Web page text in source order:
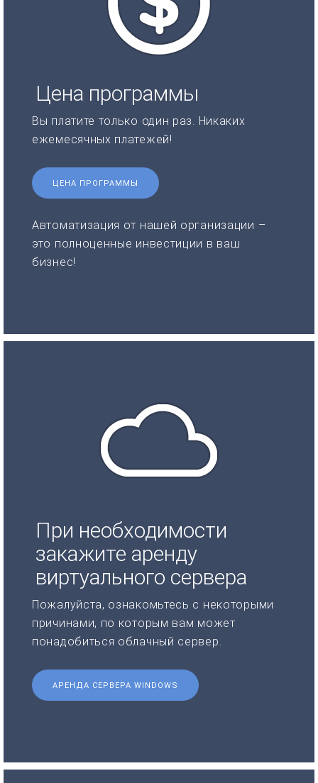
Цена программы
Вы платите только один раз. Никаких
ежемесячных платежей!
ЦЕНА ПРОГРАММЫ
Автоматизация от нашей организации –
это полноценные инвестиции в ваш
бизнес!
При необходимости
закажите аренду
виртуального сервера
Пожалуйста, ознакомьтесь с некоторыми
причинами, по которым вам может
понадобиться облачный сервер.
АРЕНДА СЕРВЕРА WINDOWS